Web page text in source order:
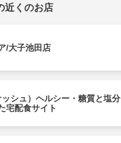
近くのお店
/大子池田店
シュ）ヘルシー・糖質と塩分
宅配食サイト